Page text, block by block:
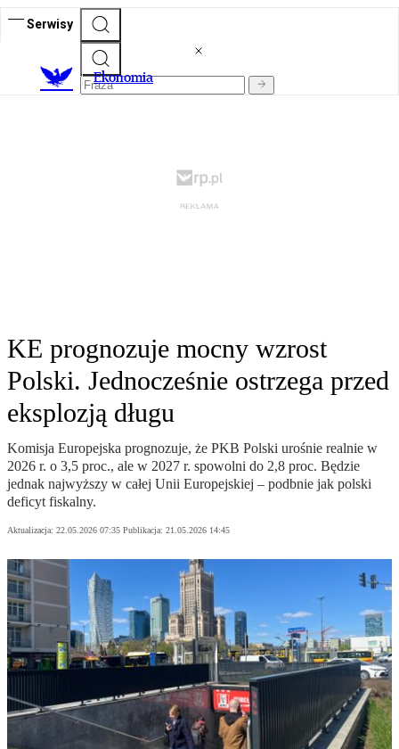
Serwisy
Ekonomia
KE prognozuje mocny wzrost
Polski. Jednocześnie ostrzega przed
eksplozją długu
Komisja Europejska prognozuje, że PKB Polski urośnie realnie w
2026 r. o 3,5 proc., ale w 2027 r. spowolni do 2,8 proc. Będzie
jednak najwyższy w całej Unii Europejskiej – podbnie jak polski
deficyt fiskalny.
Aktualizacja: 22.05.2026 07:35 Publikacja: 21.05.2026 14:45